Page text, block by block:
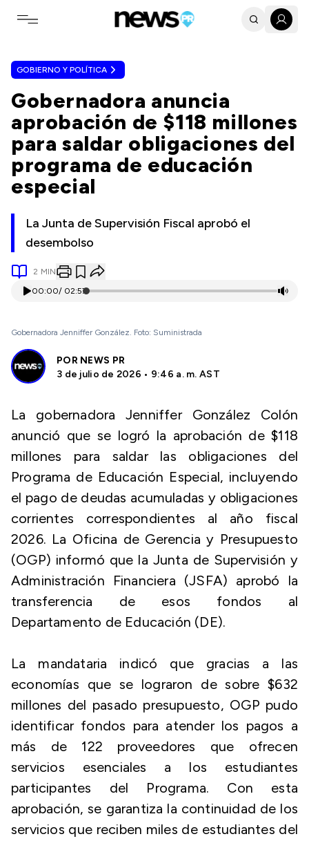
Toggle navigation menu
GOBIERNO Y POLÍTICA
Gobernadora anuncia
aprobación de $118 millones
para saldar obligaciones del
programa de educación
especial
La Junta de Supervisión Fiscal aprobó el
desembolso
2 MIN
00:00/ 02:57
Gobernadora Jenniffer González. Foto: Suministrada
POR NEWS PR
3 de julio de 2026 • 9:46 a. m. AST
La gobernadora Jenniffer González Colón
anunció que se logró la aprobación de $118
millones para saldar las obligaciones del
Programa de Educación Especial, incluyendo
el pago de deudas acumuladas y obligaciones
corrientes correspondientes al año fiscal
2026. La Oficina de Gerencia y Presupuesto
(OGP) informó que la Junta de Supervisión y
Administración Financiera (JSFA) aprobó la
transferencia de esos fondos al
Departamento de Educación (DE).
La mandataria indicó que gracias a las
economías que se lograron de sobre $632
millones del pasado presupuesto, OGP pudo
identificar fondos para atender los pagos a
más de 122 proveedores que ofrecen
servicios esenciales a los estudiantes
participantes del Programa. Con esta
aprobación, se garantiza la continuidad de los
servicios que reciben miles de estudiantes del